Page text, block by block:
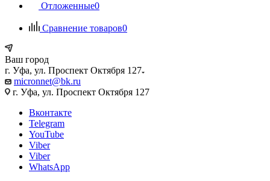
Отложенные0
Сравнение товаров0
Ваш город
г. Уфа, ул. Проспект Октября 127
micronnet@bk.ru
г. Уфа, ул. Проспект Октября 127
Вконтакте
Telegram
YouTube
Viber
Viber
WhatsApp